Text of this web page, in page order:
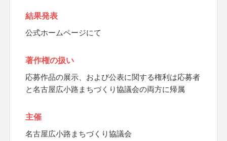
結果発表
公式ホームページにて
著作権の扱い
応募作品の展示、および公表に関する権利は応募者
と名古屋広小路まちづくり協議会の両方に帰属
主催
名古屋広小路まちづくり協議会